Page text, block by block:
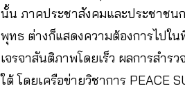
นั้น ภาคประชาสังคมและประชาชน
พุทธ ต่างก็แสดงความต้องการไปใ
เจรจาสันติภาพโดยเร็ว ผลการสํา
ใต้ โดยเครือข่ายวิชาการ PEACE